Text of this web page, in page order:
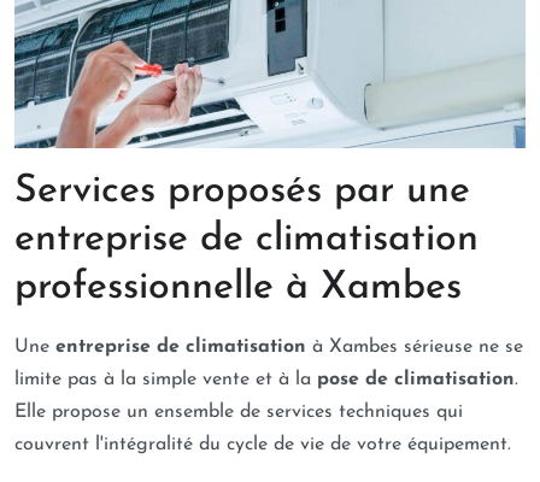
Services proposés par une
entreprise de climatisation
professionnelle à Xambes
Une entreprise de climatisation à Xambes sérieuse ne se
limite pas à la simple vente et à la pose de climatisation.
Elle propose un ensemble de services techniques qui
couvrent l'intégralité du cycle de vie de votre équipement.